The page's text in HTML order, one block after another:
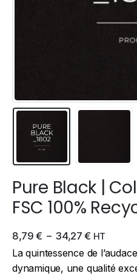
Pure Black |
FSC 100%
8,79€ – 34,27€ HT
La quintessence de
dynamique, une qualité